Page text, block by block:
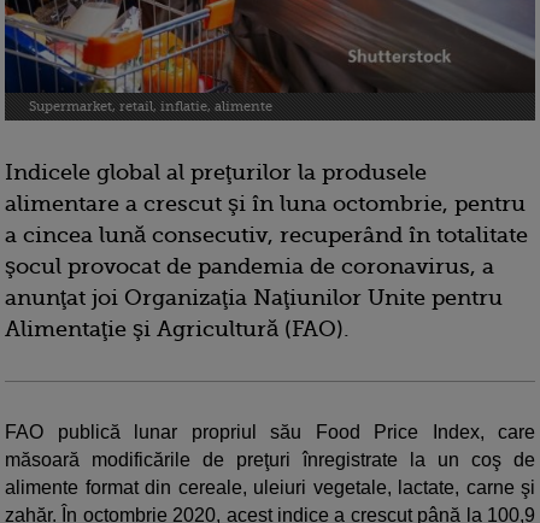
Supermarket, retail, inflatie, alimente
Indicele global al preţurilor la produsele
alimentare a crescut şi în luna octombrie, pentru
a cincea lună consecutiv, recuperând în totalitate
şocul provocat de pandemia de coronavirus, a
anunţat joi Organizaţia Naţiunilor Unite pentru
Alimentaţie şi Agricultură (FAO).
FAO publică lunar propriul său Food Price Index, care
măsoară modificările de preţuri înregistrate la un coş de
alimente format din cereale, uleiuri vegetale, lactate, carne şi
zahăr. În octombrie 2020, acest indice a crescut până la 100,9